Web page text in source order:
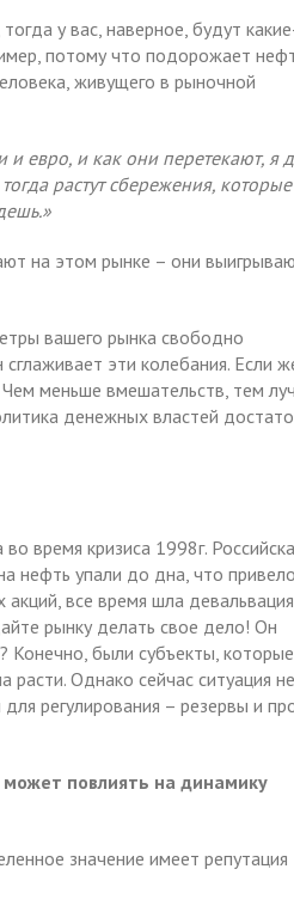
у вас, наверное, будут
потому что подорожает
живущего в рыночной
и евро, и как они перетекают, я
растут сбережения, которые
на этом рынке – они
вашего рынка свободно
эти колебания. Если
меньше вмешательств, тем
денежных властей
время кризиса 1998г.
нефть упали до дна, что
все время шла девальвация
рынку делать свое дело! Он
Конечно, были субъекты,
Однако сейчас ситуация не
регулирования – резервы и
может повлиять на динамику
значение имеет репутация